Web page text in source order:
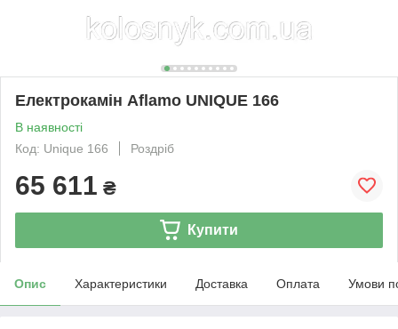
Електрокамін Aflamo UNIQUE 166
В наявності
Код: Unique 166
Роздріб
65 611 ₴
Купити
Опис Характеристики Доставка Оплата Умови